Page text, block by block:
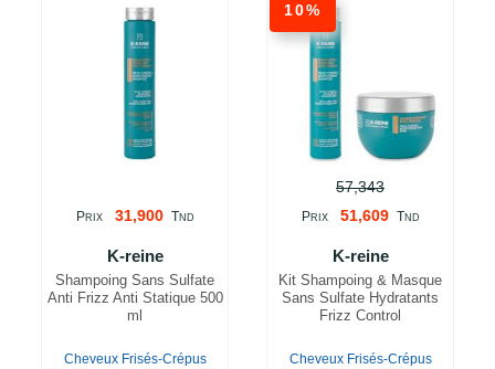
PRIX 31,900 TND
K-reine
Shampoing Sans Sulfate
Anti Frizz Anti Statique 500
ml
Cheveux Frisés-Crépus
10%
57,343
PRIX 51,609 TND
K-reine
Kit Shampoing & Masque
Sans Sulfate Hydratants
Frizz Control
Cheveux Frisés-Crépus